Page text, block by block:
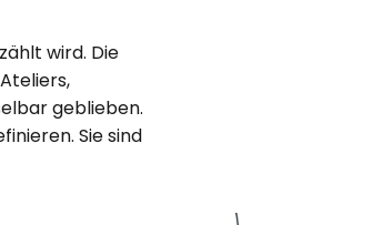
wird. Die
geblieben.
Sie sind